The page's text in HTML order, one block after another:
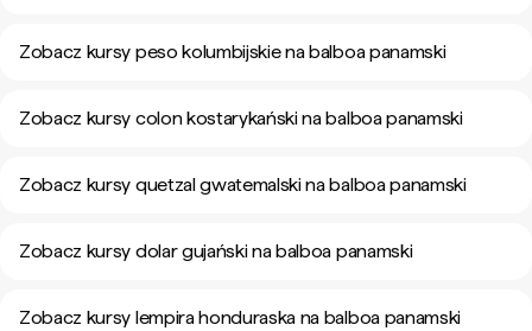
Zobacz kursy peso kolumbijskie na balboa panamski
Zobacz kursy colon kostarykański na balboa panamski
Zobacz kursy quetzal gwatemalski na balboa panamski
Zobacz kursy dolar gujański na balboa panamski
Zobacz kursy lempira honduraska na balboa panamski